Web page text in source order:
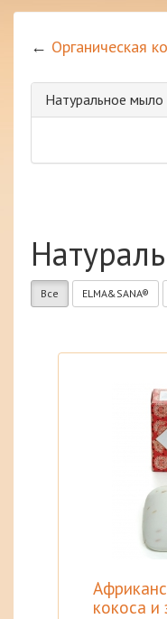
← Органическая
Натуральное мыло
Все ELMA&SANA®
кокоса и